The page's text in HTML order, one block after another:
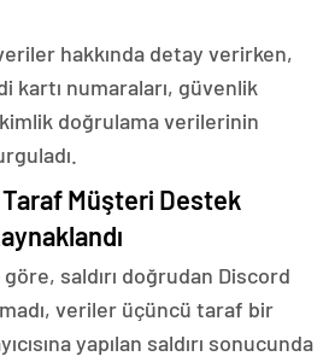
veriler hakkında detay verirken,
kartı numaraları, güvenlik
doğrulama verilerinin
Müşteri Destek
saldırı doğrudan Discord
veriler üçüncü taraf bir
yapılan saldırı sonucunda